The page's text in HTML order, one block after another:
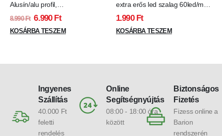
Alusín/alu profil,
szórakozóhelyek, nappalik
design világításához! Extra
széles, 2db szalaghoz, 2M
8.990Ft 6.990 Ft
KOSÁRBA TESZEM
extra erős led szalag 60led/m
13w 5050chip 1020 lumen
meleg fehér
1.990 Ft
KOSÁRBA TESZEM
Ingyenes
Szállítás
40.000 Ft
feletti
rendelés
Online
Segítségnyújtás
08:00 - 18:00 óra
között
Biztonságos
Fizetés
Fizess online a
Barion
rendszerén